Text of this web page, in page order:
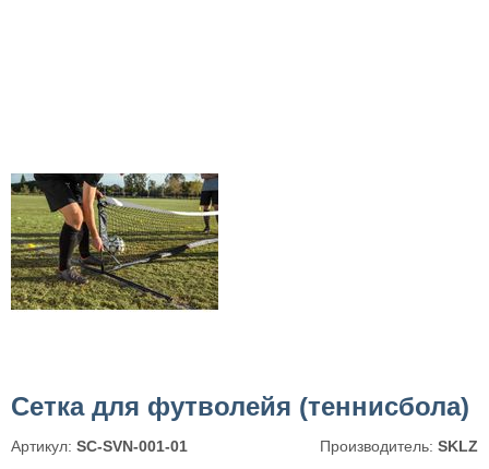
Сетка для футволейя (теннисбола)
Артикул: SC-SVN-001-01 Производитель: SKLZ